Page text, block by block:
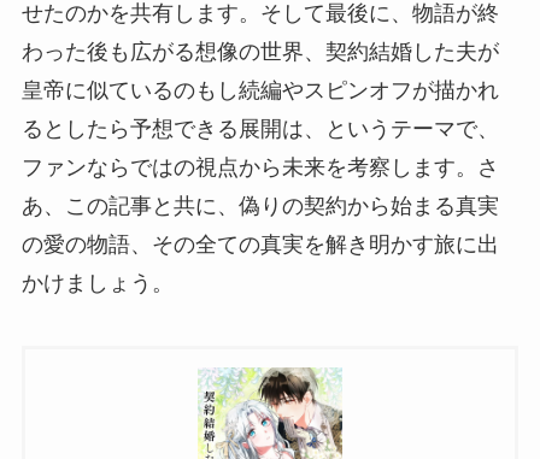
せたのかを共有します。そして最後に、物語が終
わった後も広がる想像の世界、契約結婚した夫が
皇帝に似ているのもし続編やスピンオフが描かれ
るとしたら予想できる展開は、というテーマで、
ファンならではの視点から未来を考察します。さ
あ、この記事と共に、偽りの契約から始まる真実
の愛の物語、その全ての真実を解き明かす旅に出
かけましょう。